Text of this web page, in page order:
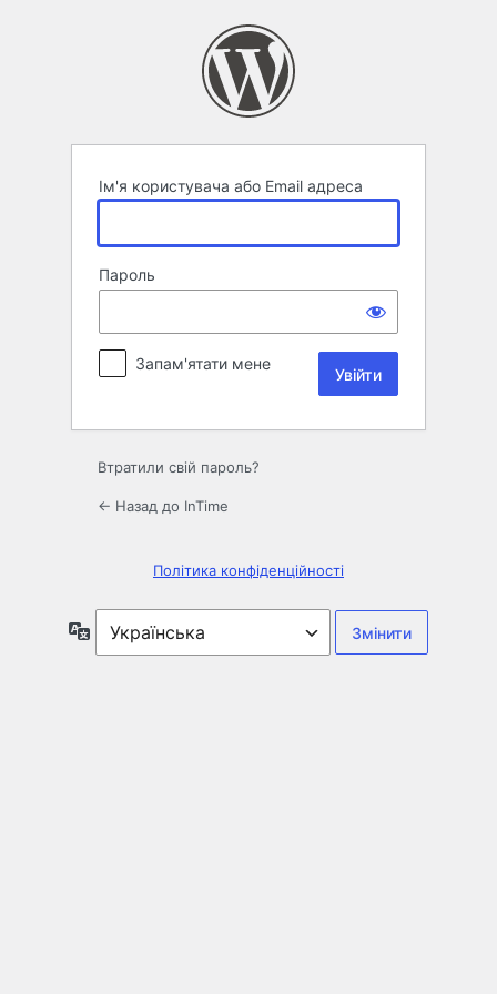
Ім'я користувача або Email адреса
Пароль
Запам'ятати мене
Втратили свій пароль?
← Назад до InTime
Політика конфіденційності
Мова